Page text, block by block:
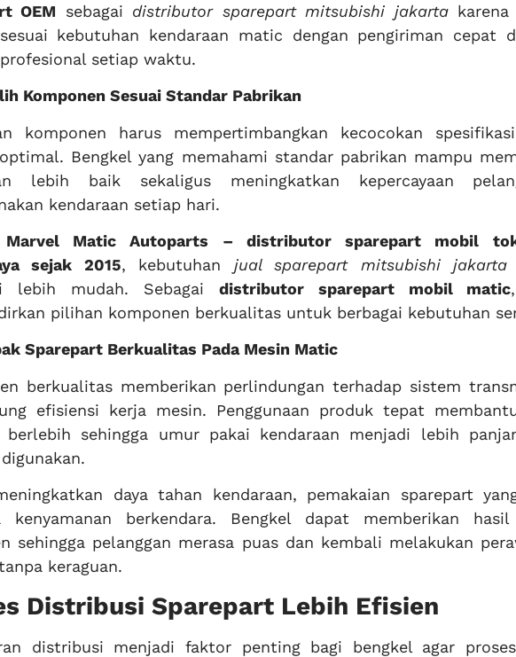
OEM sebagai distributor sparepart mitsubishi jakartakarena
kebutuhan kendaraan matic dengan pengiriman cepat
setiap waktu.
Komponen Sesuai Standar Pabrikan
komponen harus mempertimbangkan kecocokan
Bengkel yang memahami standar pabrikan mampu
lebih baik sekaligus meningkatkan kepercayaan
kendaraan setiap hari.
Marvel Matic Autoparts – distributor sparepart mobil
sejak 2015, kebutuhan jual sparepart mitsubishi
lebih mudah. Sebagai distributor sparepart mobil matic
pilihan komponen berkualitas untuk berbagai kebutuhan
Sparepart Berkualitas Pada Mesin Matic
berkualitas memberikan perlindungan terhadap sistem
efisiensi kerja mesin. Penggunaan produk tepat
berlebih sehingga umur pakai kendaraan menjadi lebih
daya tahan kendaraan, pemakaian sparepart
kenyamanan berkendara. Bengkel dapat memberikan
sehingga pelanggan merasa puas dan kembali melakukan
keraguan.
Distribusi Sparepart Lebih Efisien
distribusi menjadi faktor penting bagi bengkel agar